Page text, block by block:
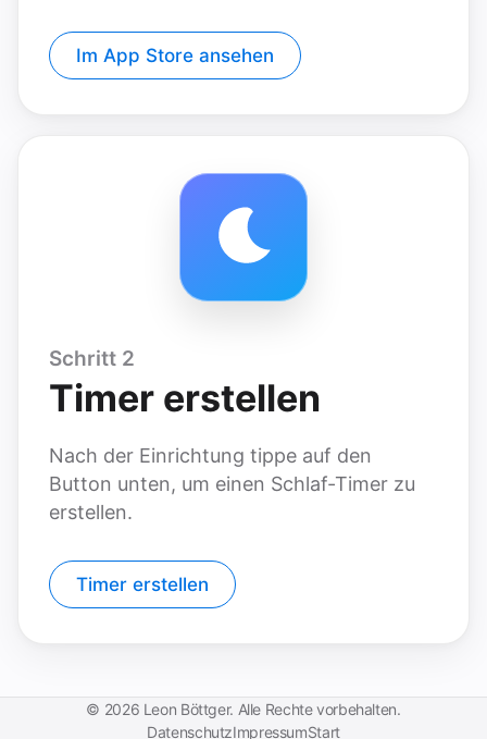
Im App Store ansehen
Schritt 2
Timer erstellen
Nach der Einrichtung tippe auf den
Button unten, um einen Schlaf-Timer zu
erstellen.
Timer erstellen
© 2026 Leon Böttger. Alle Rechte vorbehalten.
DatenschutzImpressumStart